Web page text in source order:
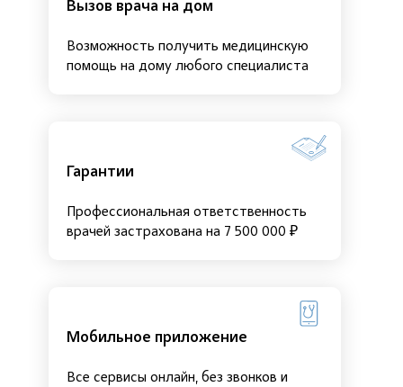
Вызов врача на дом
Возможность получить медицинскую
помощь на дому любого специалиста
Гарантии
Профессиональная ответственность
врачей застрахована на 7 500 000 ₽
Мобильное приложение
Все сервисы онлайн, без звонков и